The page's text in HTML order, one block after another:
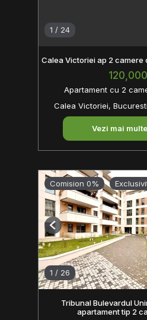
1 / 24
Calea Victoriei ap 2 camere
Apartament cu 2
Calea Victoriei, Bucuresti
Vezi mai
Comision 0%
1 / 26
Previous
Tribunal Bulevardul
apartament tip 2